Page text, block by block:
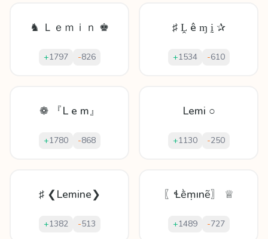
♞ Ｌｅｍｉｎ ♚
+1797 -826
♯ Ḽ ê ɱ ḭ ✰
+1534 -610
❁ 『L e m』
+1780 -868
Lemi ○
+1130 -250
♯ ❮Lemine❯
+1382 -513
〖Ɬḕṃınẽ〗 ♕
+1489 -727